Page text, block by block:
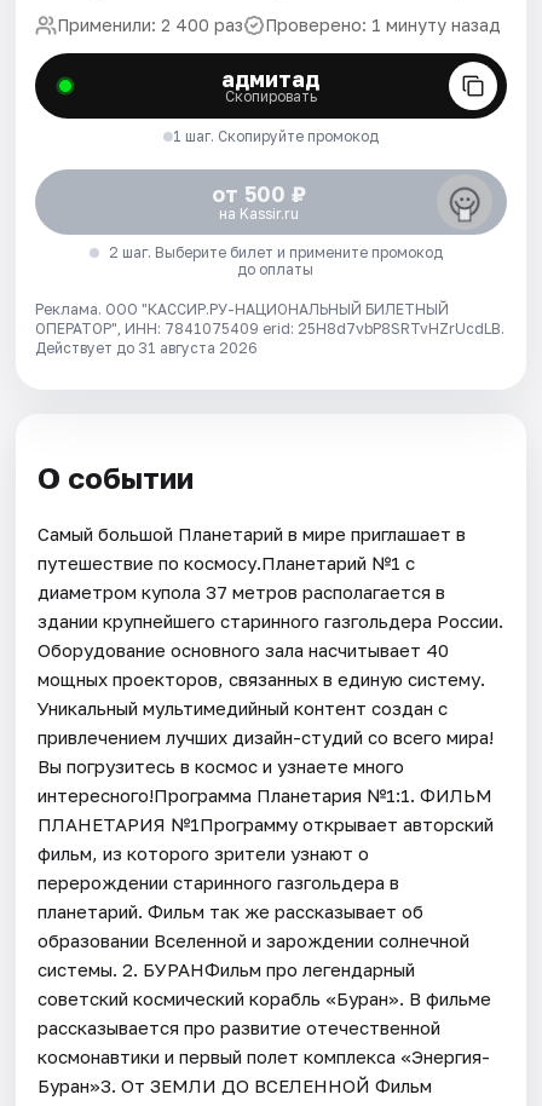
Применили: 2 400 раз Проверено: 1 минуту назад
адмитад
Скопировать
1 шаг. Скопируйте промокод
от 500 ₽
на Kassir.ru
2 шаг. Выберите билет и примените промокод
до оплаты
Реклама. ООО "КАССИР.РУ-НАЦИОНАЛЬНЫЙ БИЛЕТНЫЙ
ОПЕРАТОР", ИНН: 7841075409 erid: 25H8d7vbP8SRTvHZrUcdLB.
Действует до 31 августа 2026
О событии
Самый большой Планетарий в мире приглашает в
путешествие по космосу.Планетарий №1 с
диаметром купола 37 метров располагается в
здании крупнейшего старинного газгольдера России.
Оборудование основного зала насчитывает 40
мощных проекторов, связанных в единую систему.
Уникальный мультимедийный контент создан с
привлечением лучших дизайн-студий со всего мира!
Вы погрузитесь в космос и узнаете много
интересного!Программа Планетария №1:1. ФИЛЬМ
ПЛАНЕТАРИЯ №1Программу открывает авторский
фильм, из которого зрители узнают о
перерождении старинного газгольдера в
планетарий. Фильм так же рассказывает об
образовании Вселенной и зарождении солнечной
системы. 2. БУРАНФильм про легендарный
советский космический корабль «Буран». В фильме
рассказывается про развитие отечественной
космонавтики и первый полет комплекса «Энергия-
Буран»3. От ЗЕМЛИ ДО ВСЕЛЕННОЙ Фильм